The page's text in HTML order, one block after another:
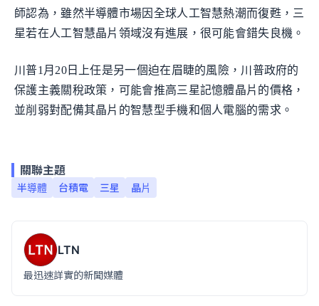
師認為，雖然半導體市場因全球人工智慧熱潮而復甦，三
星若在人工智慧晶片領域沒有進展，很可能會錯失良機。
川普1月20日上任是另一個迫在眉睫的風險，川普政府的
保護主義關稅政策，可能會推高三星記憶體晶片的價格，
並削弱對配備其晶片的智慧型手機和個人電腦的需求。
關聯主題
半導體 台積電 三星 晶片
LTN
最迅速詳實的新聞媒體